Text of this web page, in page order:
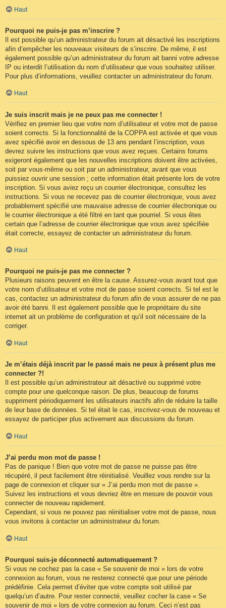
Haut
Pourquoi ne puis-je pas m’inscrire ?
Il est possible qu’un administrateur du forum ait désactivé les inscriptions
afin d’empêcher les nouveaux visiteurs de s’inscrire. De même, il est
également possible qu’un administrateur du forum ait banni votre adresse
IP ou interdit l’utilisation du nom d’utilisateur que vous souhaitez utiliser.
Pour plus d’informations, veuillez contacter un administrateur du forum.
Haut
Je suis inscrit mais je ne peux pas me connecter !
Vérifiez en premier lieu que votre nom d’utilisateur et votre mot de passe
soient corrects. Si la fonctionnalité de la COPPA est activée et que vous
avez spécifié avoir en dessous de 13 ans pendant l’inscription, vous
devrez suivre les instructions que vous avez reçues. Certains forums
exigeront également que les nouvelles inscriptions doivent être activées,
soit par vous-même ou soit par un administrateur, avant que vous
puissiez ouvrir une session ; cette information était présente lors de votre
inscription. Si vous aviez reçu un courrier électronique, consultez les
instructions. Si vous ne recevez pas de courrier électronique, vous avez
probablement spécifié une mauvaise adresse de courrier électronique ou
le courrier électronique a été filtré en tant que pourriel. Si vous êtes
certain que l’adresse de courrier électronique que vous avez spécifiée
était correcte, essayez de contacter un administrateur du forum.
Haut
Pourquoi ne puis-je pas me connecter ?
Plusieurs raisons peuvent en être la cause. Assurez-vous avant tout que
votre nom d’utilisateur et votre mot de passe soient corrects. Si tel est le
cas, contactez un administrateur du forum afin de vous assurer de ne pas
avoir été banni. Il est également possible que le propriétaire du site
internet ait un problème de configuration et qu’il soit nécessaire de la
corriger.
Haut
Je m’étais déjà inscrit par le passé mais ne peux à présent plus me
connecter ?!
Il est possible qu’un administrateur ait désactivé ou supprimé votre
compte pour une quelconque raison. De plus, beaucoup de forums
suppriment périodiquement les utilisateurs inactifs afin de réduire la taille
de leur base de données. Si tel était le cas, inscrivez-vous de nouveau et
essayez de participer plus activement aux discussions du forum.
Haut
J’ai perdu mon mot de passe !
Pas de panique ! Bien que votre mot de passe ne puisse pas être
récupéré, il peut facilement être réinitialisé. Veuillez vous rendre sur la
page de connexion et cliquer sur « J’ai perdu mon mot de passe ».
Suivez les instructions et vous devriez être en mesure de pouvoir vous
connecter de nouveau rapidement.
Cependant, si vous ne pouvez pas réinitialiser votre mot de passe, nous
vous invitons à contacter un administrateur du forum.
Haut
Pourquoi suis-je déconnecté automatiquement ?
Si vous ne cochez pas la case « Se souvenir de moi » lors de votre
connexion au forum, vous ne resterez connecté que pour une période
prédéfinie. Cela permet d’éviter que votre compte soit utilisé par
quelqu’un d’autre. Pour rester connecté, veuillez cocher la case « Se
souvenir de moi » lors de votre connexion au forum. Ceci n’est pas